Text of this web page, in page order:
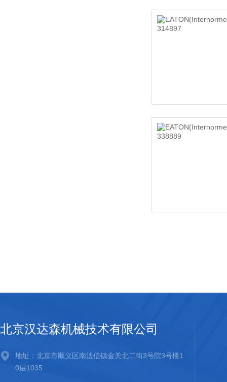
北京汉达森机械技术有限公司
地址：北京市顺义区南法信镇金关北二街3号院3号楼1
0层1035